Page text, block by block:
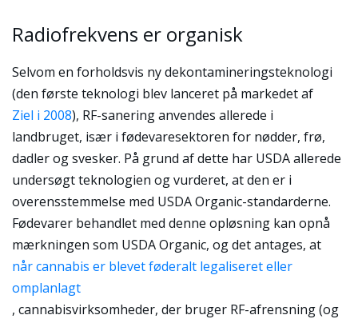
Radiofrekvens er organisk
Selvom en forholdsvis ny dekontamineringsteknologi
(den første teknologi blev lanceret på markedet af
Ziel i 2008), RF-sanering anvendes allerede i
landbruget, især i fødevaresektoren for nødder, frø,
dadler og svesker. På grund af dette har USDA allerede
undersøgt teknologien og vurderet, at den er i
overensstemmelse med USDA Organic-standarderne.
Fødevarer behandlet med denne opløsning kan opnå
mærkningen som USDA Organic, og det antages, at
når cannabis er blevet føderalt legaliseret eller
omplanlagt
, cannabisvirksomheder, der bruger RF-afrensning (og